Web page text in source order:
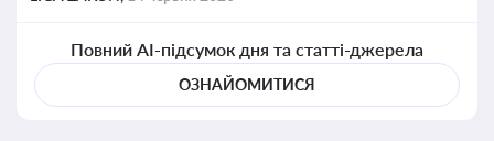
Повний AI-підсумок дня та статті-джерела
ОЗНАЙОМИТИСЯ